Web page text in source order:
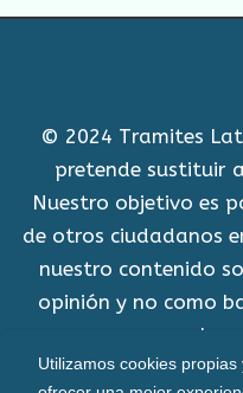
© 2024 Tramites
pretende sustituir
Nuestro objetivo es
de otros ciudadanos
nuestro contenido
opinión y no como
Utilizamos cookies